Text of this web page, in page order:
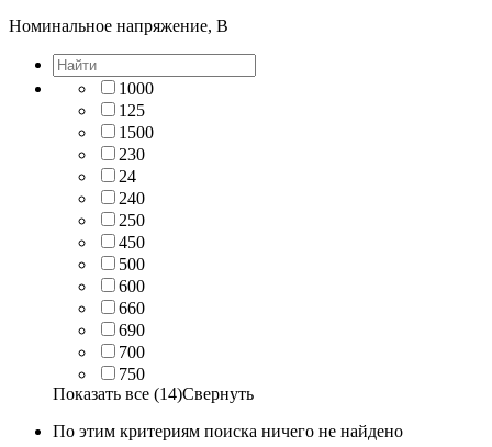
Номинальное напряжение, В
1000
125
1500
230
24
240
250
450
500
600
660
690
700
750
Показать все (14)Свернуть
По этим критериям поиска ничего не найдено